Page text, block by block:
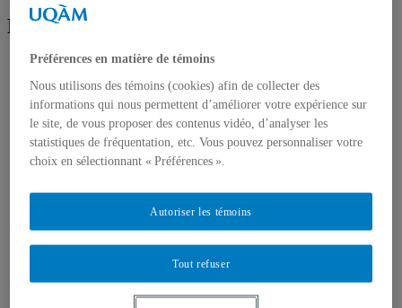
Recherche – Axes
Préférences en matière de témoins
Nous utilisons des témoins (cookies) afin de collecter des
informations qui nous permettent d’améliorer votre expérience sur
le site, de vous proposer des contenus vidéo, d’analyser les
statistiques de fréquentation, etc. Vous pouvez personnaliser votre
choix en sélectionnant « Préférences ».
Tout refuser
Autoriser les témoins